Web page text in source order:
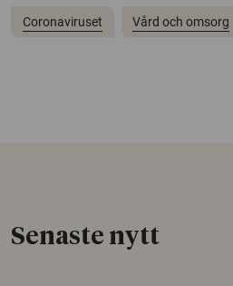
Coronaviruset Vård och omsorg
Senaste nytt